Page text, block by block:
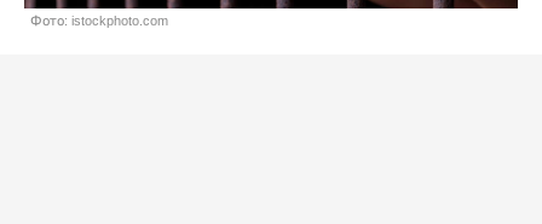
Фото: istockphoto.com